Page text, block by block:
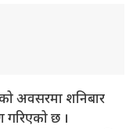
अवसरमा शनिबार
गरिएको छ ।